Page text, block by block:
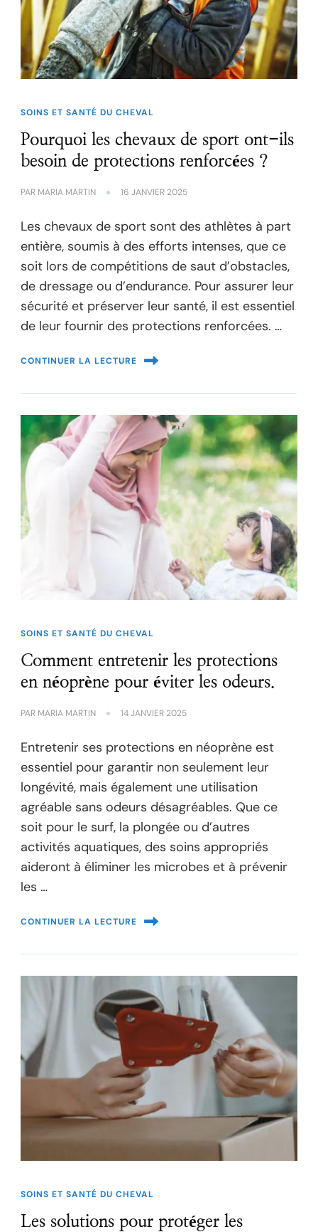
SOINS ET SANTÉ DU CHEVAL
Pourquoi les chevaux de sport ont-ils
besoin de protections renforcées ?
PAR MARIA MARTIN 16 JANVIER 2025
Les chevaux de sport sont des athlètes à part
entière, soumis à des efforts intenses, que ce
soit lors de compétitions de saut d’obstacles,
de dressage ou d’endurance. Pour assurer leur
sécurité et préserver leur santé, il est essentiel
de leur fournir des protections renforcées. …
CONTINUER LA LECTURE
SOINS ET SANTÉ DU CHEVAL
Comment entretenir les protections
en néoprène pour éviter les odeurs.
PAR MARIA MARTIN 14 JANVIER 2025
Entretenir ses protections en néoprène est
essentiel pour garantir non seulement leur
longévité, mais également une utilisation
agréable sans odeurs désagréables. Que ce
soit pour le surf, la plongée ou d’autres
activités aquatiques, des soins appropriés
aideront à éliminer les microbes et à prévenir
les …
CONTINUER LA LECTURE
SOINS ET SANTÉ DU CHEVAL
Les solutions pour protéger les